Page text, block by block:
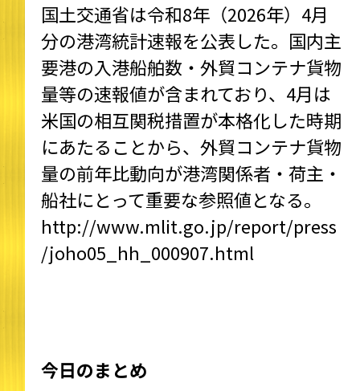
国土交通省は令和8年（2026年）4月
分の港湾統計速報を公表した。国内主
要港の入港船舶数・外貿コンテナ貨物
量等の速報値が含まれており、4月は
米国の相互関税措置が本格化した時期
にあたることから、外貿コンテナ貨物
量の前年比動向が港湾関係者・荷主・
船社にとって重要な参照値となる。
http://www.mlit.go.jp/report/press
/joho05_hh_000907.html
今日のまとめ